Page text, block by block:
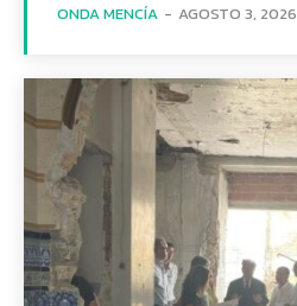
ONDA MENCÍA - AGOSTO 3, 2026